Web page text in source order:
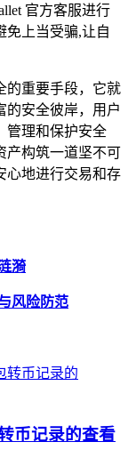
官方客服进行
免上当受骗,让自
的重要手段，它就
的安全彼岸，用户
管理和保护安全
产构筑一道坚不可
心地进行交易和存
漪
风险防范
币记录的查看